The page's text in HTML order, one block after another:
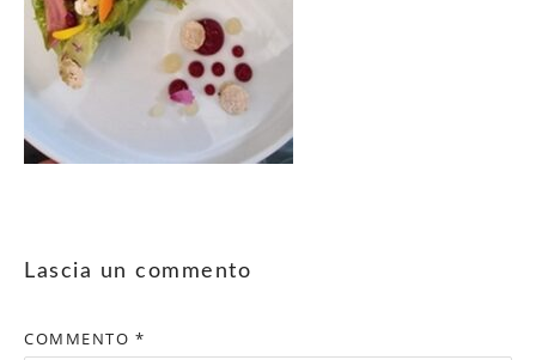
Lascia un commento
COMMENTO *